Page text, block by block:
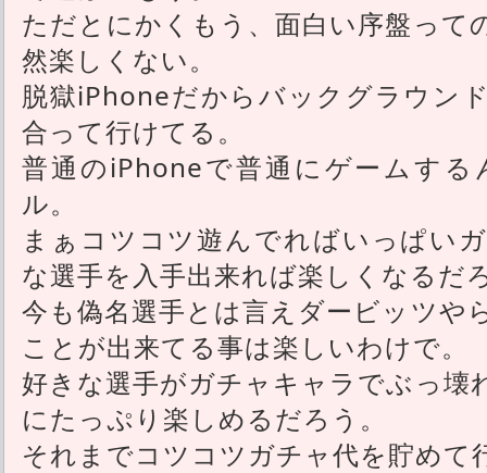
ただとにかくもう、面白い序盤って
然楽しくない。
脱獄iPhoneだからバックグラウン
合って行けてる。
普通のiPhoneで普通にゲームす
ル。
まぁコツコツ遊んでればいっぱい
な選手を入手出来れば楽しくなるだ
今も偽名選手とは言えダービッツや
ことが出来てる事は楽しいわけで。
好きな選手がガチャキャラでぶっ壊
にたっぷり楽しめるだろう。
それまでコツコツガチャ代を貯めて